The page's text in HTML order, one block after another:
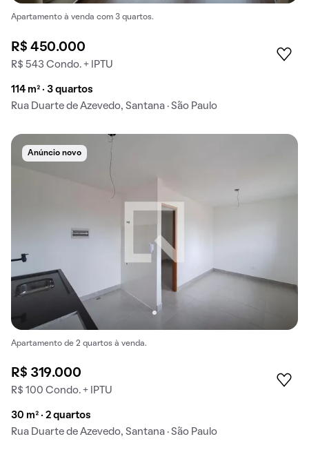
Apartamento à venda com 3 quartos.
R$ 450.000
R$ 543 Condo. + IPTU
114 m² · 3 quartos
Rua Duarte de Azevedo, Santana · São Paulo
Anúncio novo
Apartamento de 2 quartos à venda.
R$ 319.000
R$ 100 Condo. + IPTU
30 m² · 2 quartos
Rua Duarte de Azevedo, Santana · São Paulo